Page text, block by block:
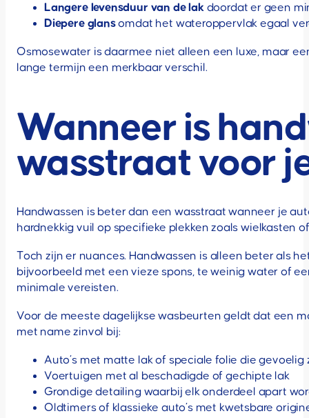
Langere levensduur van de lakdoordat er geen
Diepere glansomdat het wateroppervlak egaal
Osmosewater is daarmee niet alleen een luxe, maar
lange termijn een merkbaar verschil.
Wanneer is
wasstraat voor
Handwassen is beter dan een wasstraat wanneer je
hardnekkig vuil op specifieke plekken zoals wielkasten
Toch zijn er nuances. Handwassen is alleen beter als
bijvoorbeeld met een vieze spons, te weinig water of
minimale vereisten.
Voor de meeste dagelijkse wasbeurten geldt dat een
met name zinvol bij:
Auto’s met matte lak of speciale folie die gevoelig
Voertuigen met al beschadigde of gechipte lak
Grondige detailing waarbij elk onderdeel apart
Oldtimers of klassieke auto’s met kwetsbare